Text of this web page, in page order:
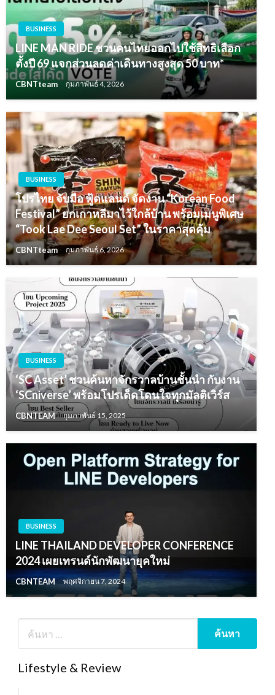
BUSINESS
LINE MAN RIDE ชวนคนไทยออกไปใช้สิทธิเลือก
ตั้งปี 69 แจกส่วนลดค่าเดินทางสูงสุด 50 บาท*
CBNTteam กุมภาพันธ์ 4, 2026
BUSINESS
โปรไทย จับมือ ฟู้ดแลนด์ จัดงาน “Korean Food
Festival” ยกเกาหลีมาไว้ใกล้บ้าน พร้อมเมนูพิเศษ
“Took Lae Dee Seoul Set” ในราคาสุดคุ้ม
CBNTteam กุมภาพันธ์ 6, 2026
BUSINESS
‘SC Asset’ ชวนค้นหาจักรวาลบ้านชั้นนำ กับงาน
‘SCniverse’ พร้อมโปรเด็ดโดนใจทุกมัลติเวิร์ส
CBNTEAM กุมภาพันธ์ 15, 2025
BUSINESS
LINE THAILAND DEVELOPER CONFERENCE
2024 เผยเทรนด์นักพัฒนายุคใหม่
CBNTEAM พฤศจิกายน 7, 2024
Lifestyle & Review